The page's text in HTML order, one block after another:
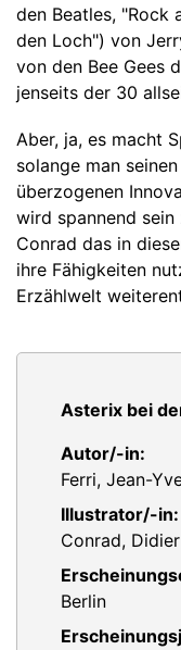
den Beatles, "Rock
den Loch") von
von den Bee Gees
jenseits der 30
Aber, ja, es macht
solange man
überzogenen
wird spannend sein
Conrad das in
ihre Fähigkeiten
Erzählwelt
Asterix bei
Autor/-in:
Ferri, Jean-
Illustrator/-in:
Conrad, Didier
Berlin